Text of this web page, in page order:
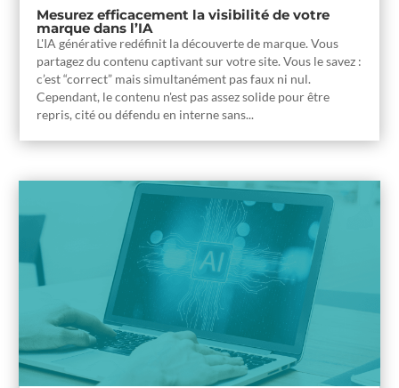
Mesurez efficacement la visibilité de votre
marque dans l’IA
L'IA générative redéfinit la découverte de marque. Vous
partagez du contenu captivant sur votre site. Vous le savez :
c’est “correct” mais simultanément pas faux ni nul.
Cependant, le contenu n'est pas assez solide pour être
repris, cité ou défendu en interne sans...